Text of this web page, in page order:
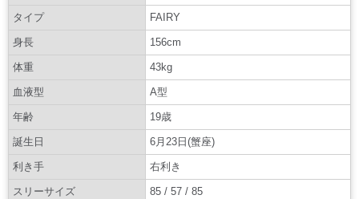
タイプ FAIRY
身長 156cm
体重 43kg
血液型 A型
年齢 19歳
誕生日 6月23日(蟹座)
利き手 右利き
スリーサイズ 85 / 57 / 85